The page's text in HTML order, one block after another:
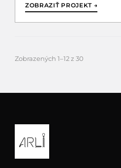
ZOBRAZIŤ PROJEKT →
Zobrazených 1–12 z 30